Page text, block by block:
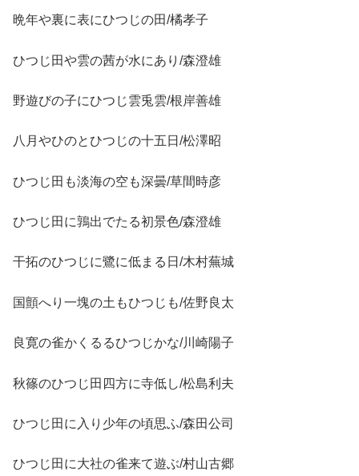
晩年や裏に表にひつじの田/橘孝子
ひつじ田や雲の茜が水にあり/森澄雄
野遊びの子にひつじ雲兎雲/根岸善雄
八月やひのとひつじの十五日/松澤昭
ひつじ田も淡海の空も深曇/草間時彦
ひつじ田に鶉出でたる初景色/森澄雄
干拓のひつじに鷺に低まる日/木村蕪城
国顫へり一塊の土もひつじも/佐野良太
良寛の雀かくるるひつじかな/川崎陽子
秋篠のひつじ田四方に寺低し/松島利夫
ひつじ田に入り少年の頃思ふ/森田公司
ひつじ田に大社の雀来て遊ぶ/村山古郷